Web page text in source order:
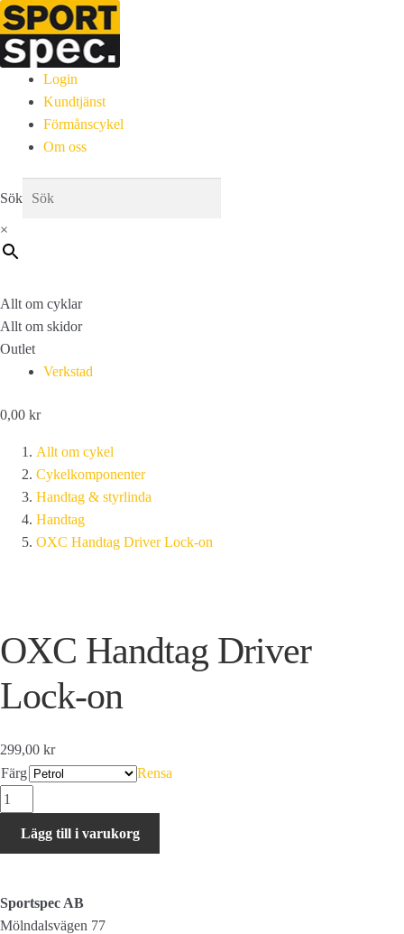
Login
Kundtjänst
Förmånscykel
Om oss
Sök
×
Allt om cyklar
Allt om skidor
Outlet
Verkstad
0,00 kr
Allt om cykel
Cykelkomponenter
Handtag & styrlinda
Handtag
OXC Handtag Driver Lock-on
OXC Handtag Driver
Lock-on
299,00 kr
Färg
Rensa
OXC
Handtag
Driver
mängd
Lägg till i varukorg
Sportspec AB
Mölndalsvägen 77